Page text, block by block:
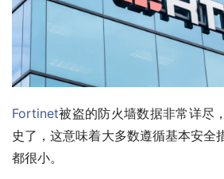
Fortinet被盗的防火墙数据非常详尽
史了，这意味着大多数遵循基本安全
都很小。